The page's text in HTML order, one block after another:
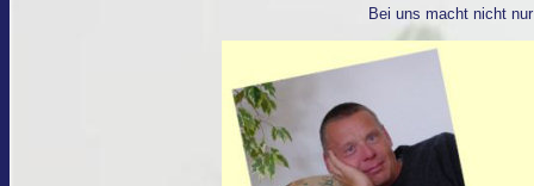
Bei uns macht nicht